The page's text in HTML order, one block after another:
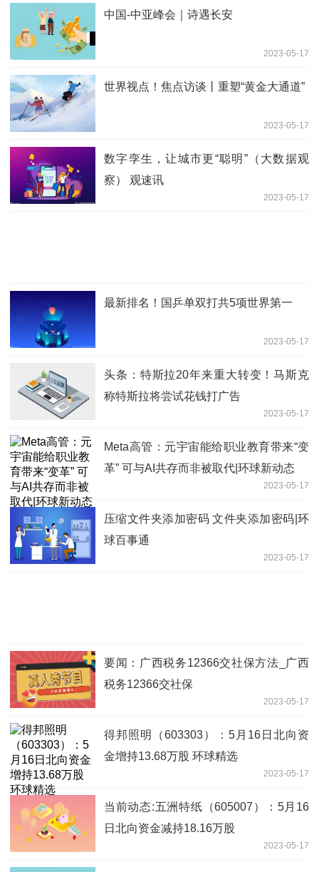
中国-中亚峰会｜诗遇长安
2023-05-17
世界视点！焦点访谈丨重塑“黄金大通道”
2023-05-17
数字孪生，让城市更“聪明”（大数据观
察） 观速讯
2023-05-17
最新排名！国乒单双打共5项世界第一
2023-05-17
头条：特斯拉20年来重大转变！马斯克
称特斯拉将尝试花钱打广告
2023-05-17
Meta高管：元宇宙能给职业教育带来“变
革” 可与AI共存而非被取代|环球新动态
2023-05-17
压缩文件夹添加密码 文件夹添加密码|环
球百事通
2023-05-17
要闻：广西税务12366交社保方法_广西
税务12366交社保
2023-05-17
得邦照明（603303）：5月16日北向资
金增持13.68万股 环球精选
2023-05-17
当前动态:五洲特纸（605007）：5月16
日北向资金减持18.16万股
2023-05-17